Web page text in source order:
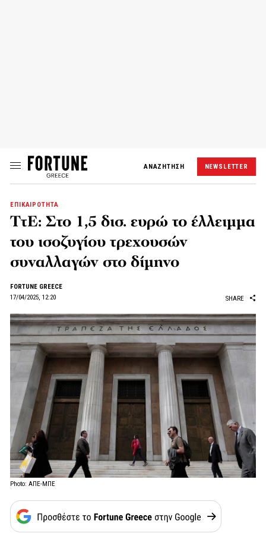
ΑΝΑΖΗΤΗΣΗ NEWSLETTER
ΕΠΙΚΑΙΡΟΤΗΤΑ
ΤτΕ: Στο 1,5 δισ. ευρώ το έλλειμμα
του ισοζυγίου τρεχουσών
συναλλαγών στο δίμηνο
FORTUNE GREECE
17/04/2025, 12:20
SHARE
Photo: ΑΠΕ-ΜΠΕ